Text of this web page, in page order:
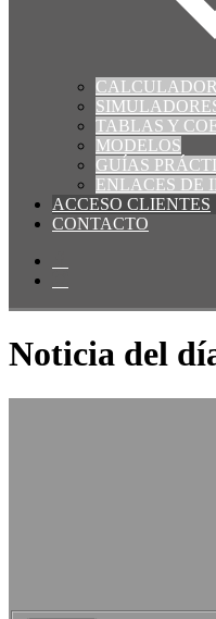
TABLAS Y
MODELOS
GUÍAS
ENLACES DE
ACCESO CLIENTES
CONTACTO
Noticia del